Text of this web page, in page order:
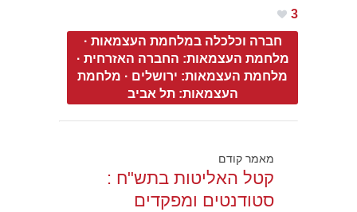
3
חברה וכלכלה במלחמת העצמאות ·
מלחמת העצמאות: החברה האזרחית ·
מלחמת העצמאות: ירושלים · מלחמת
העצמאות: תל אביב
מאמר קודם
קטל האליטות בתש"ח :
סטודנטים ומפקדים